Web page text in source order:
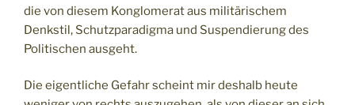
die von diesem Konglomerat aus militärischem
Denkstil, Schutzparadigma und Suspendierung des
Politischen ausgeht.
Die eigentliche Gefahr scheint mir deshalb heute